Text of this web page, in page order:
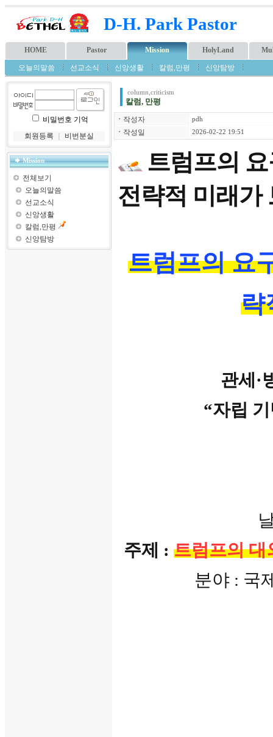
D-H. Park Pastor
HOME Pastor Mission HolyLand
오늘의말씀 선교소식 신앙생활 칼럼,만평 신앙탐방
비밀번호 기억
회원등록
비번분실
Mission
전체보기
오늘의말씀
선교소식
신앙생활
칼럼,만평
신앙탐방
column,criticism
칼럼, 만평
ㆍ 작성자 pdh
ㆍ 작성일 2026-02-22 19:51
트럼프의
전략적 미래가
트럼프의 요
략
관세·
“자립
주제 : 트럼프의 대
분야 : 국